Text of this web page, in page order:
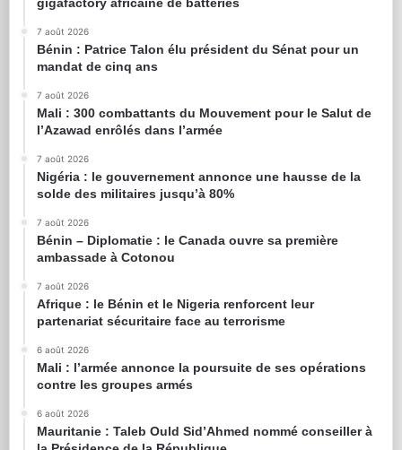
7 août 2026
Bénin : Patrice Talon élu président du Sénat pour un
mandat de cinq ans
7 août 2026
Mali : 300 combattants du Mouvement pour le Salut de
l’Azawad enrôlés dans l’armée
7 août 2026
Nigéria : le gouvernement annonce une hausse de la
solde des militaires jusqu’à 80%
7 août 2026
Bénin – Diplomatie : le Canada ouvre sa première
ambassade à Cotonou
7 août 2026
Afrique : le Bénin et le Nigeria renforcent leur
partenariat sécuritaire face au terrorisme
6 août 2026
Mali : l’armée annonce la poursuite de ses opérations
contre les groupes armés
6 août 2026
Mauritanie : Taleb Ould Sid’Ahmed nommé conseiller à